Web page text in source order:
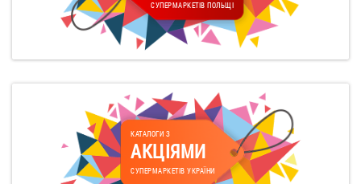
СУПЕРМАРКЕТІВ ПОЛЬЩІ
КАТАЛОГИ З
АКЦІЯМИ
СУПЕРМАРКЕТІВ УКРАЇНИ